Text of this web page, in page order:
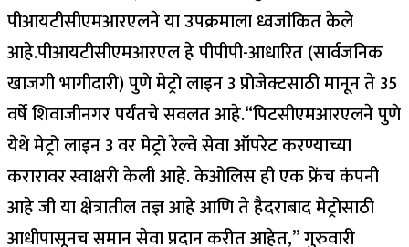
पीआयटीसीएमआरएलने या उपक्रमाला ध्वजांकित केले
आहे.पीआयटीसीएमआरएल हे पीपीपी-आधारित (सार्वजनिक
खाजगी भागीदारी) पुणे मेट्रो लाइन 3 प्रोजेक्टसाठी मानून ते 35
वर्षे शिवाजीनगर पर्यंतचे सवलत आहे.“पिटसीएमआरएलने पुणे
येथे मेट्रो लाइन 3 वर मेट्रो रेल्वे सेवा ऑपरेट करण्याच्या
करारावर स्वाक्षरी केली आहे. केओलिस ही एक फ्रेंच कंपनी
आहे जी या क्षेत्रातील तज्ञ आहे आणि ते हैदराबाद मेट्रोसाठी
आधीपासूनच समान सेवा प्रदान करीत आहेत,” गुरुवारी